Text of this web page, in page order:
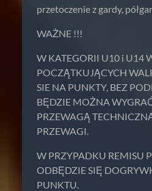
przetoczenie z gardy,
WAŻNE !!!
W KATEGORII U10 i U14
POCZĄTKUJĄCYCH
SIE NA PUNKTY, BEZ
BĘDZIE MOŻNA
PRZEWAGĄ
PRZEWAGI.
W PRZYPADKU REMISU
ODBĘDZIE SIĘ
PUNKTU.